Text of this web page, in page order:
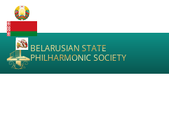
BELARUSIAN STATE
PHILHARMONIC SOCIETY